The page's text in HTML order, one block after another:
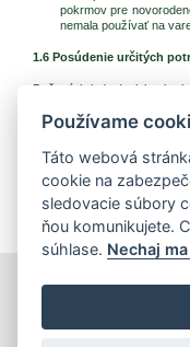
pokrmov pre
nemala používať na
1.6 Posúdenie určitých
Dyňovú kriedu (calabash
ktorá pomáha zmierniť
v tejto potravine je často
výrobku môže mať
že nie je možná
výrobok by sa nemal už
Copyright © 2026
Používame
Táto webová
cookie na
sledovacie súbory
ňou komunikujete.
súhlase. Nechaj